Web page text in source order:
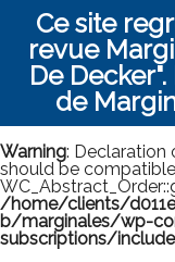
Ce site
revue
De
de
Warning: Declaration
should be
/home/clients/
b/marginales/wp-
subscriptions/